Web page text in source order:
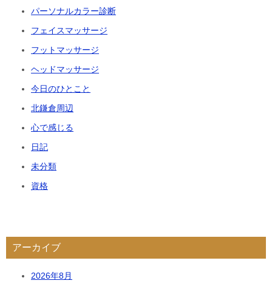
パーソナルカラー診断
フェイスマッサージ
フットマッサージ
ヘッドマッサージ
今日のひとこと
北鎌倉周辺
心で感じる
日記
未分類
資格
アーカイブ
2026年8月